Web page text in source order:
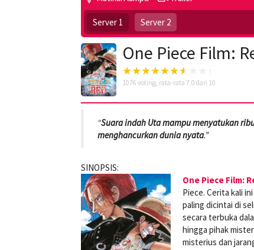
Server 1 Server 2
One Piece Film:
1076 voting, rata-rata 7.0 dari 10
“Suara indah Uta mampu menyatukan
menghancurkan dunia nyata.”
SINOPSIS:
One Piece Film:
Piece. Cerita kali
paling dicintai di
secara terbuka
hingga pihak
misterius dan